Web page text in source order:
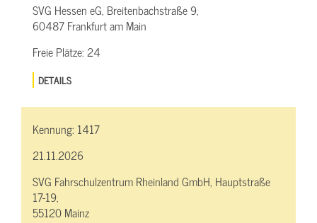
SVG Hessen eG, Breitenbachstraße 9,
60487 Frankfurt am Main
Freie Plätze:24
DETAILS
Kennung: 1417
21.11.2026
SVG Fahrschulzentrum Rheinland GmbH, Hauptstraße
17-19,
55120 Mainz